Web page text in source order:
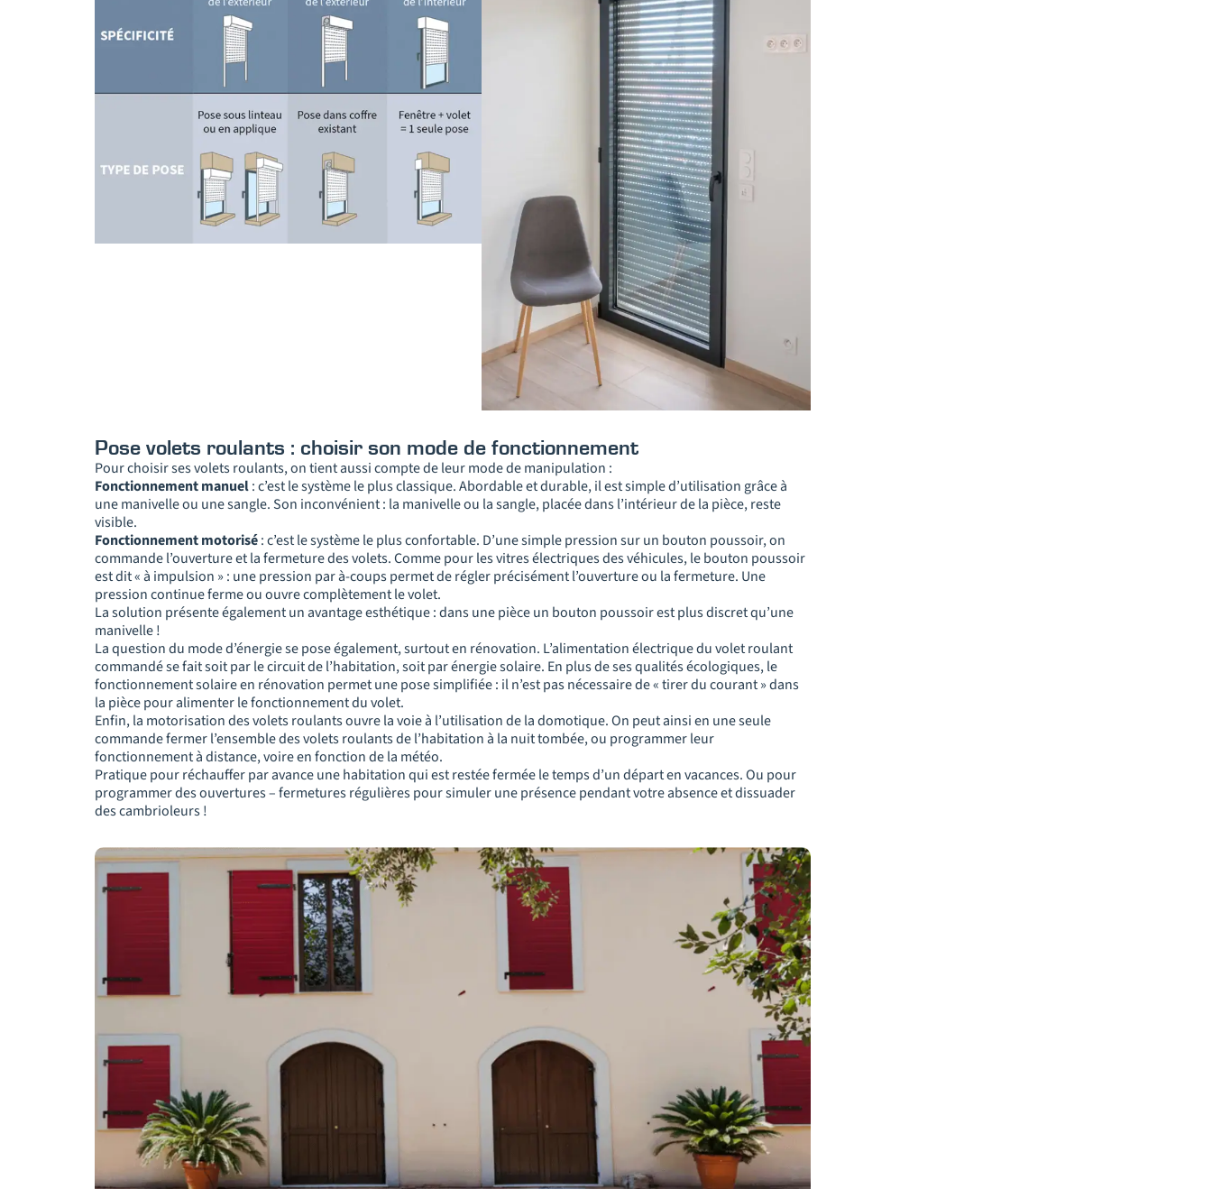
Pose volets roulants : choisir son mode de fonctionnement
Pour choisir ses volets roulants, on tient aussi compte de leur mode de manipulation :
Fonctionnement manuel: c’est le système le plus classique. Abordable et durable, il est simple d’utilisation grâce à
une manivelle ou une sangle. Son inconvénient : la manivelle ou la sangle, placée dans l’intérieur de la pièce, reste
visible.
Fonctionnement motorisé: c’est le système le plus confortable. D’une simple pression sur un bouton poussoir, on
commande l’ouverture et la fermeture des volets. Comme pour les vitres électriques des véhicules, le bouton poussoir
est dit « à impulsion » : une pression par à-coups permet de régler précisément l’ouverture ou la fermeture. Une
pression continue ferme ou ouvre complètement le volet.
La solution présente également un avantage esthétique : dans une pièce un bouton poussoir est plus discret qu’une
manivelle !
La question du mode d’énergie se pose également, surtout en rénovation. L’alimentation électrique du volet roulant
commandé se fait soit par le circuit de l’habitation, soit par énergie solaire. En plus de ses qualités écologiques, le
fonctionnement solaire en rénovation permet une pose simplifiée : il n’est pas nécessaire de « tirer du courant » dans
la pièce pour alimenter le fonctionnement du volet.
Enfin, la motorisation des volets roulants ouvre la voie à l’utilisation de la domotique. On peut ainsi en une seule
commande fermer l’ensemble des volets roulants de l’habitation à la nuit tombée, ou programmer leur
fonctionnement à distance, voire en fonction de la météo.
Pratique pour réchauffer par avance une habitation qui est restée fermée le temps d’un départ en vacances. Ou pour
programmer des ouvertures – fermetures régulières pour simuler une présence pendant votre absence et dissuader
des cambrioleurs !